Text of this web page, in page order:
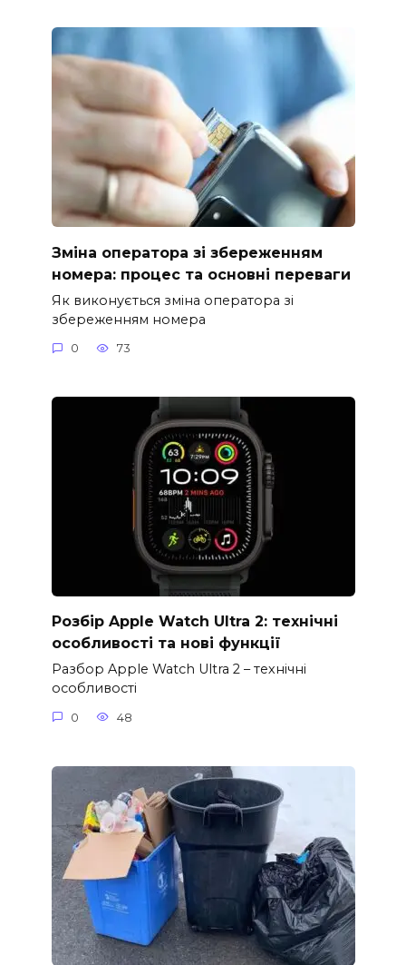
Зміна оператора зі збереженням
номера: процес та основні переваги
Як виконується зміна оператора зі
збереженням номера
0 73
Розбір Apple Watch Ultra 2: технічні
особливості та нові функції
Разбор Apple Watch Ultra 2 – технічні
особливості
0 48